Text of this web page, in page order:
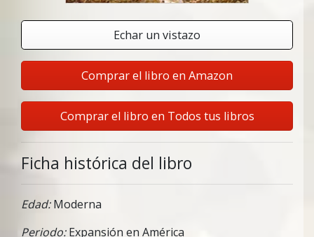
Echar un vistazo
Comprar el libro en Amazon
Comprar el libro en Todos tus libros
Ficha histórica del libro
Edad:Moderna
Periodo:Expansión en América